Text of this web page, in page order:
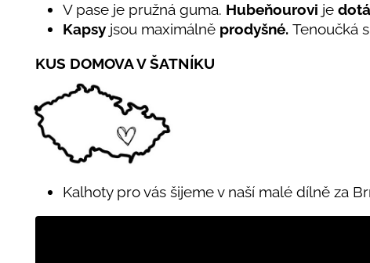
V pase je pružná guma. Hubeňourovi je
Kapsy jsou maximálně prodyšné. Tenoučká
KUS DOMOVA V ŠATNÍKU
Kalhoty pro vás šijeme v naší malé dílně za